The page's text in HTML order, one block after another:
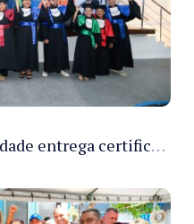
Programa Bolsa Universidade entrega certificados a formandos em Manaus na sede do Executivo municipal